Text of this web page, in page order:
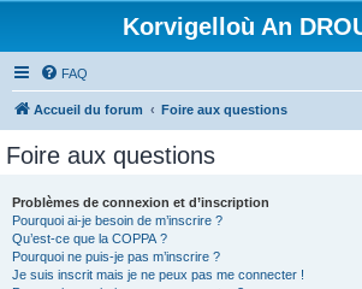
Korvigelloù An
FAQ
Accueil du forum Foire aux questions
Foire aux questions
Problèmes de connexion et d’inscription
Pourquoi ai-je besoin de m’inscrire ?
Qu’est-ce que la COPPA ?
Pourquoi ne puis-je pas m’inscrire ?
Je suis inscrit mais je ne peux pas me connecter !